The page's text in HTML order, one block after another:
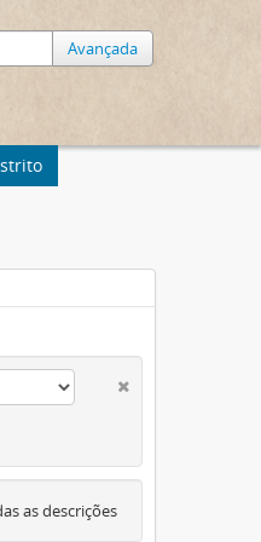
Avançada
as descrições